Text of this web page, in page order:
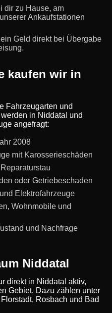
dir zu Hause, am
Ankaufstationen
Geld direkt bei Übergabe
kaufen wir in
Fahrzeugarten und
in Niddatal und
angefragt:
2008
mit Karosserieschäden
oder Getriebeschaden
Elektrofahrzeuge
Wohnmobile und
und Nachfrage
Niddatal
direkt in Niddatal aktiv,
Gebiet. Dazu zählen unter
Rosbach und Bad